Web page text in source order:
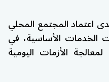
اعتماد المجتمع المحلي
الخدمات الأساسية، في
الأزمات اليومية